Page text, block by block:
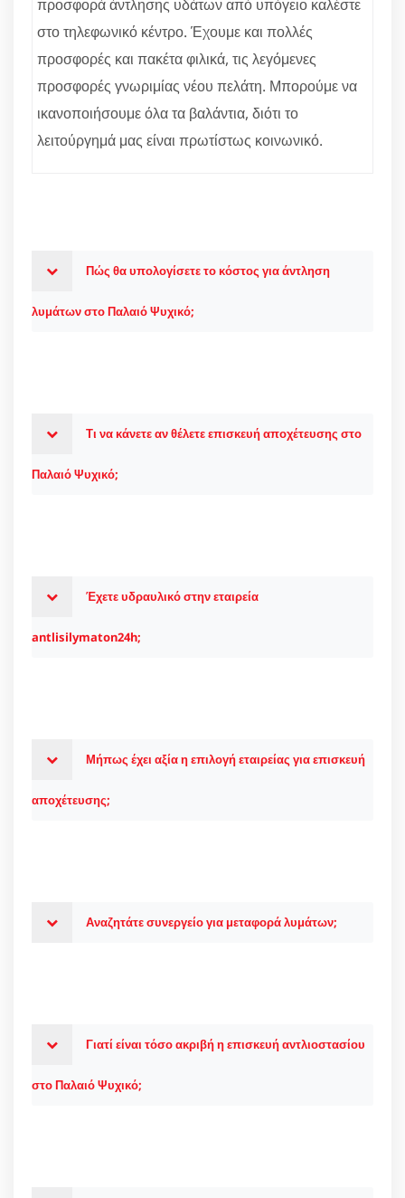
προσφορά άντλησης υδάτων από υπόγειο καλέστε
στο τηλεφωνικό κέντρο. Έχουμε και πολλές
προσφορές και πακέτα φιλικά, τις λεγόμενες
προσφορές γνωριμίας νέου πελάτη. Μπορούμε να
ικανοποιήσουμε όλα τα βαλάντια, διότι το
λειτούργημά μας είναι πρωτίστως κοινωνικό.
Πώς θα υπολογίσετε το κόστος για άντληση
λυμάτων στο Παλαιό Ψυχικό;
Τι να κάνετε αν θέλετε επισκευή αποχέτευσης στο
Παλαιό Ψυχικό;
Έχετε υδραυλικό στην εταιρεία
antlisilymaton24h;
Μήπως έχει αξία η επιλογή εταιρείας για επισκευή
αποχέτευσης;
Αναζητάτε συνεργείο για μεταφορά λυμάτων;
Γιατί είναι τόσο ακριβή η επισκευή αντλιοστασίου
στο Παλαιό Ψυχικό;